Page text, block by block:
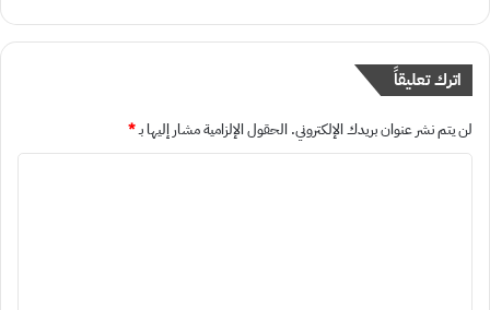
اترك تعليقاً
لن يتم نشر عنوان بريدك الإلكتروني. الحقول الإلزامية مشار إليها بـ*